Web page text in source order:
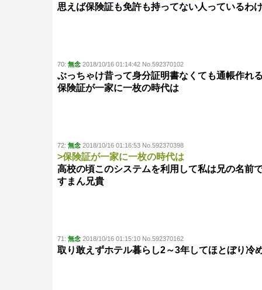
思えば保険証も免許も持ってない人っているわ
70: 無念 2018/10/16 01:14:42 No.592370102
ぶっちゃけ昔って身分証明書なくても通帳作れ
保険証が一家に一枚の時代は
72: 無念 2018/10/16 01:16:53 No.592370398
>保険証が一家に一枚の時代は
高校の頃このシステムを利用して私は兄の名前
すまん兄貴
71: 無念 2018/10/16 01:15:10 No.592370162
取り敢えずホテル暮らし2～3年してほとぼり冷